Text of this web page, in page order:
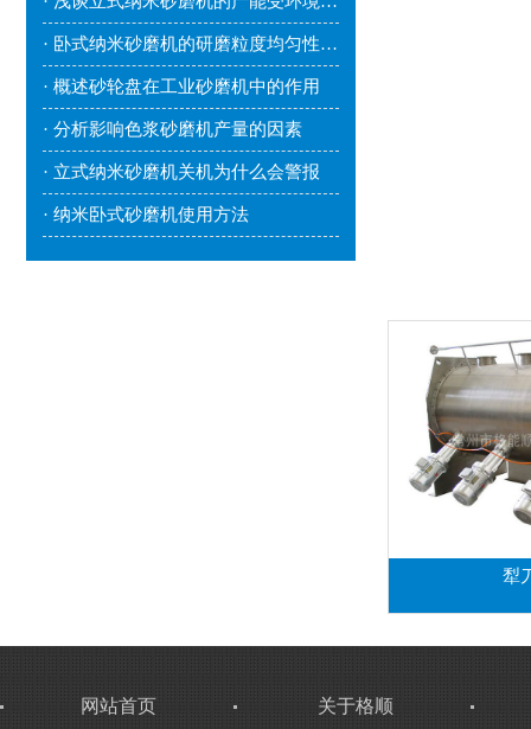
· 卧式纳米砂磨机的研磨粒度均匀性较好
· 概述砂轮盘在工业砂磨机中的作用
· 分析影响色浆砂磨机产量的因素
· 立式纳米砂磨机关机为什么会警报
· 纳米卧式砂磨机使用方法
犁
网站首页 关于格顺